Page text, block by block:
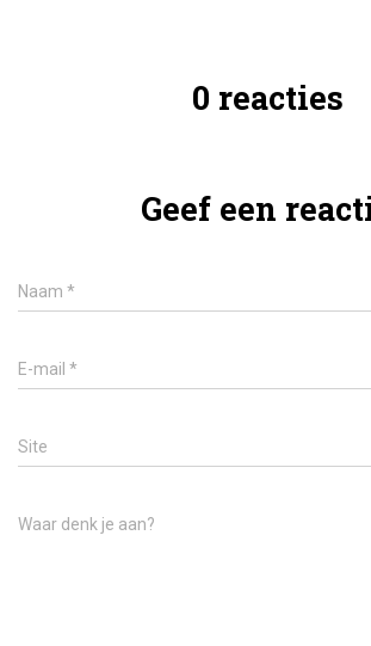
0 reacties
Geef een
Naam *
E-mail *
Site
Waar denk je aan?